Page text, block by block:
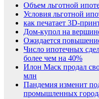
Объем льготной
Условия льготной
как печатает 3D-
Дом-купол на
Ожидается
Число ипотечных
более чем на 40%
Илон Маск продал
млн
Пандемия изменит
промышленных